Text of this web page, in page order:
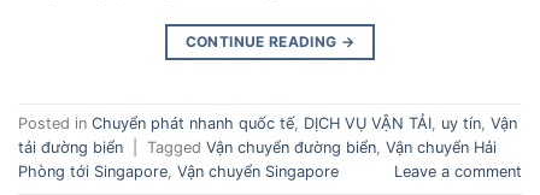
CONTINUE READING →
Posted in Chuyển phát nhanh quốc tế, DỊCH VỤ VẬN TẢI, uy tín, Vận
tải đường biển
Tagged Vận chuyển đường biển, Vận chuyển Hải
Phòng tới Singapore, Vận chuyển Singapore Leave a comment